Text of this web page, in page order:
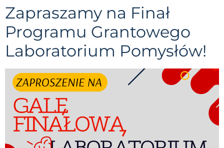
Zapraszamy na Finał
Programu Grantowego
Laboratorium Pomysłów!